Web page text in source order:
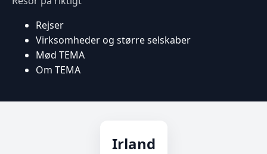
Rejser
Virksomheder og større selskaber
Mød TEMA
Om TEMA
Irland